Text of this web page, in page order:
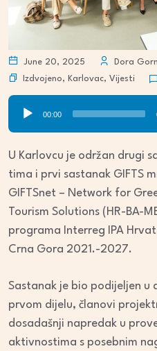
June 20, 2025
Dora
Izdvojeno, Karlovac, Vijesti
Audio
Player
00:00
U Karlovcu je održan drugi
tima i prvi sastanak GIFTS
GIFTSnet – Network for
Tourism Solutions (HR-BA-
programa Interreg IPA
Crna Gora 2021.-2027.
Sastanak je bio podijeljen u
prvom dijelu, članovi
dosadašnji napredak u
aktivnostima s posebnim